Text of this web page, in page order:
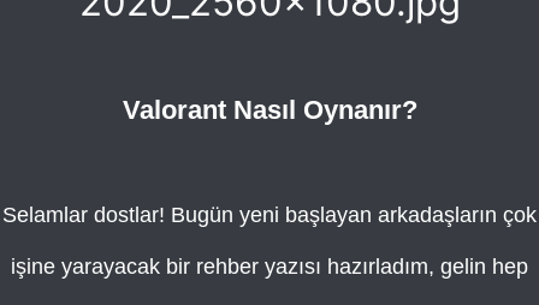
Valorant Nasıl Oynanır?
Selamlar dostlar! Bugün yeni başlayan arkadaşların çok
işine yarayacak bir rehber yazısı hazırladım, gelin hep